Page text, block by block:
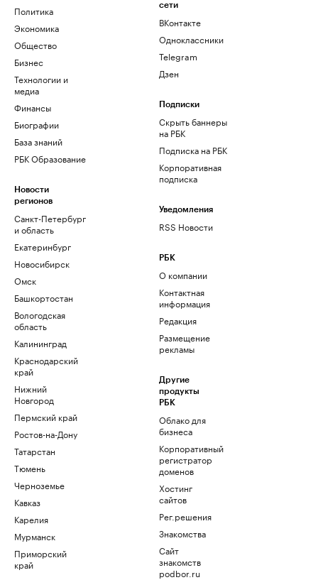
Политика
Экономика
Общество
Бизнес
Технологии и
медиа
Финансы
Биографии
База знаний
РБК Образование
Новости
регионов
Санкт-Петербург
и область
Екатеринбург
Новосибирск
Омск
Башкортостан
Вологодская
область
Калининград
Краснодарский
край
Нижний
Новгород
Пермский край
Ростов-на-Дону
Татарстан
Тюмень
Черноземье
Кавказ
Карелия
Мурманск
Приморский
край
сети
ВКонтакте
Одноклассники
Telegram
Дзен
Подписки
Скрыть баннеры
на РБК
Подписка на РБК
Корпоративная
подписка
Уведомления
RSS Новости
РБК
О компании
Контактная
информация
Редакция
Размещение
рекламы
Другие
продукты
РБК
Облако для
бизнеса
Корпоративный
регистратор
доменов
Хостинг
сайтов
Рег.решения
Знакомства
Сайт
знакомств
podbor.ru